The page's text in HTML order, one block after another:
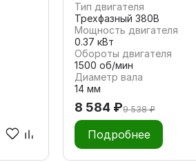
Тип двигателя
Трехфазный 380В
Мощность двигателя
0.37 кВт
Обороты двигателя
1500 об/мин
Диаметр вала
14 мм
8 584 ₽9 538 ₽
Подробнее